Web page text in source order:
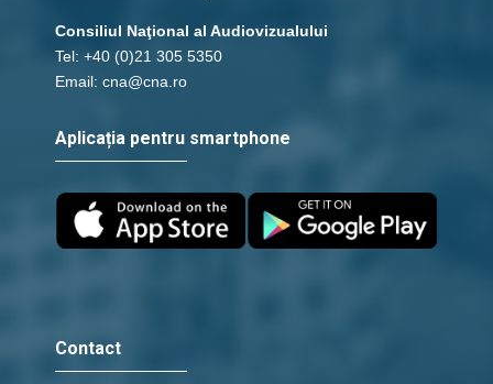
Consiliul Naţional al Audiovizualului
Tel: +40 (0)21 305 5350
Email: cna@cna.ro
Aplicația pentru smartphone
Contact